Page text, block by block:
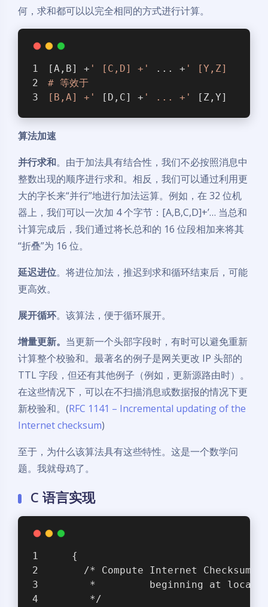
何，求和都可以以完全相同的方式进行计算。
[A,B] + ' [C,D] +' ... + ' [Y,Z]
# 等效于
[B,A] +'
[D,C] + ' ... +' [Z,Y]
算法加速
并行求和。由于加法具有结合性，我们不必按照消息中
整数出现的顺序进行求和。相反，我们可以通过利用更
大的字长来“并行”地进行加法运算。例如，在 32 位机
器上，我们可以一次加 4 个字节：[A,B,C,D]+’… 当总和
计算完成后，我们通过将长总和的 16 位段相加来将其
“折叠”为 16 位。
延迟进位。将进位加法，推迟到求和循环结束后，可能
更高效。
展开循环。该算法，便于循环展开。
增量更新。 当更新一个头部字段时，有时可以避免重新
计算整个校验和。最著名的例子是网关更改 IP 头部的
TTL 字段，但还有其他例子（例如，更新源路由时）。
在这些情况下，可以在不扫描消息或数据报的情况下更
新校验和。(RFC 1141 – Incremental updating of the
Internet checksum)
至于，为什么该算法具有这些特性。这是一个数学问
题。我就母鸡了。
C 语言实现
    {
      /* Compute Internet Checksum
*         beginning at
       */